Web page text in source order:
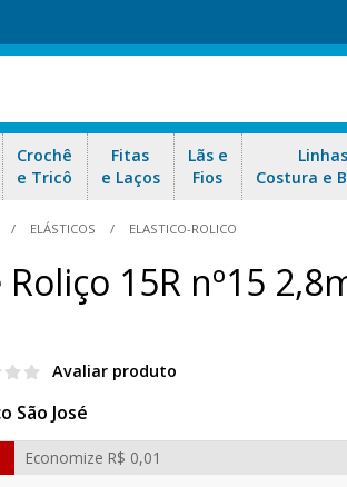
Crochê
e Tricô
Fitas
e Laços
Lãs e
Fios
Linhas
Costura e
ELÁSTICOS ELASTICO-ROLICO
Roliço 15R nº15
Avaliar produto
São José
Economize R$ 0,01